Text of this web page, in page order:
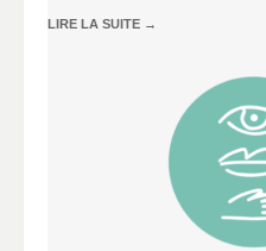
LIRE LA SUITE →